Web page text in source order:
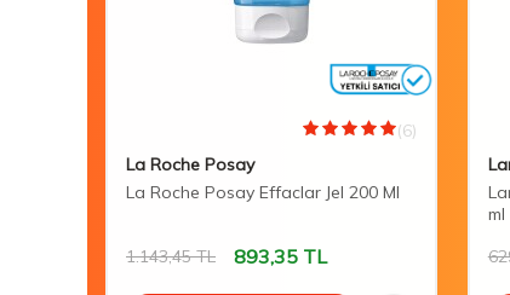
(6)
La Roche Posay
La Roche Posay Effaclar Jel 200 Ml
1.143,45TL 893,35 TL
ml